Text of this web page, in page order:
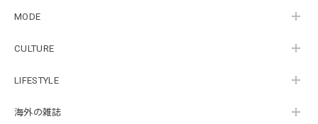
MODE
CULTURE
LIFESTYLE
海外の雑誌